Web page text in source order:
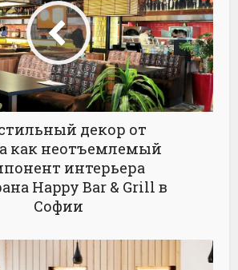
декор от
как неотъемлемый
интерьера
Happy Bar & Grill в
Софии